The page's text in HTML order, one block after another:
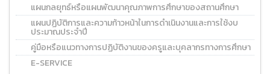
แผนกลยุทธ์หรือแผนพัฒนาคุณภาพการศึกษาของสถานศึกษา
แผนปฏิบัติการและความก้าวหน้าในการดำเนินงานและการใช้งบ
ประมาณประจำปี
คู่มือหรือแนวทางการปฏิบัติงานของครูและบุคลากรทางการศึกษา
E-SERVICE